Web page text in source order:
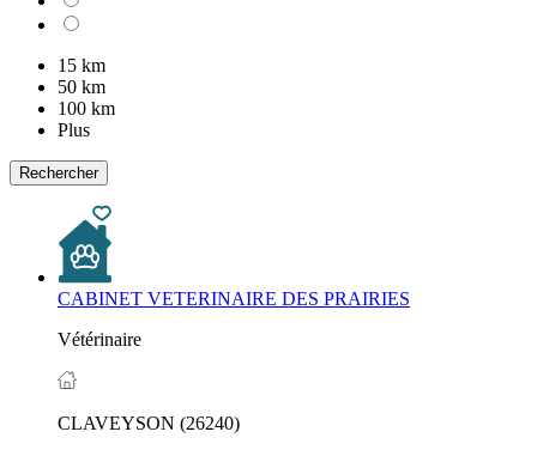
15 km
50 km
100 km
Plus
Rechercher
CABINET VETERINAIRE DES PRAIRIES
Vétérinaire
CLAVEYSON (26240)